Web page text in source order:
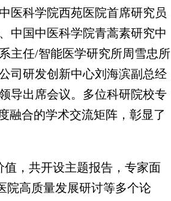
医科学院西苑医院首席研究员
中国中医科学院青蒿素研究中
主任/智能医学研究所周雪忠所
司研发创新中心刘海滨副总经
导出席会议。多位科研院校专
融合的学术交流矩阵，彰显了
，共开设主题报告，专家面
院高质量发展研讨等多个论